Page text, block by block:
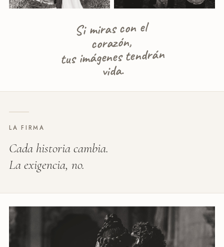
Si miras con el
corazón,
tus imágenes tendrán
vida.
LA FIRMA
Cada historia cambia.
La exigencia, no.